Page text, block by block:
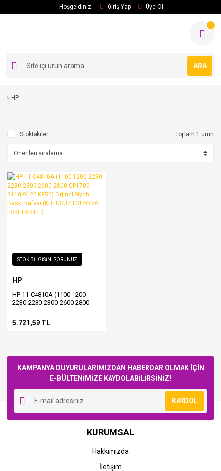
Hoşgeldiniz Giriş Yap Üye Ol
ARA
HP
Stoktakiler Toplam 1 ürün
STOK BİLGİSİNİ SORUNUZ
HP
HP 11-C4810A (1100-1200-
2230-2280-2300-2600-2800-
Orjinal Siyah Baskı Kafası
(KUTUSUZ FOLYODA ESKİ
5.721,59 TL
KAMPANYA DUYURULARIMIZDAN HABERDAR OLMAK İÇİN
E-BÜLTENİMİZE KAYDOLABİLİRSİNİZ!
KAYDOL
KURUMSAL
Hakkımızda
İletişim